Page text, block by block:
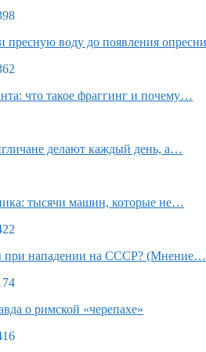
пресную воду до появления
что такое фраггинг и почему…
делают каждый день, а…
тысячи машин, которые не…
при нападении на СССР? (Мнение…
о римской «черепахе»